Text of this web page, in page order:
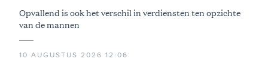
Opvallend is ook het verschil in verdiensten ten opzichte
van de mannen
10 AUGUSTUS 2026 12:06